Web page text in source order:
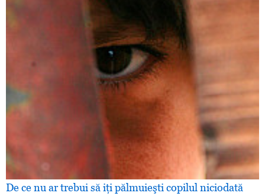
De ce nu ar trebui să iţi pălmuieşti copilul niciodată